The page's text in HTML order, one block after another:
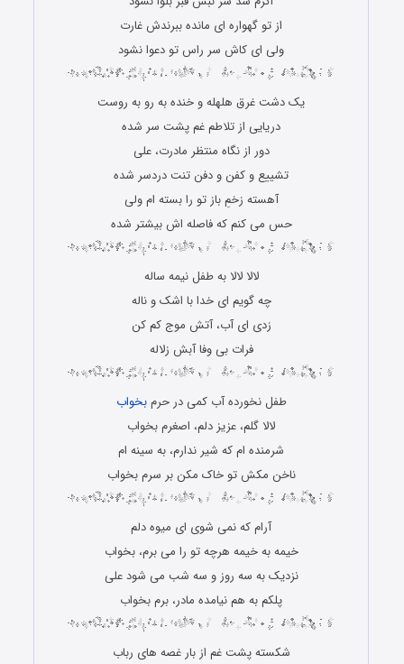
از تو گهواره ای مانده ببرندش غارت
ولی ای کاش سر راس تو دعوا نشود
یک دشت غرق هلهله و خنده به رو به روست
دریایی از تلاطم غم پشت سر شده
دور از نگاه منتظر مادرت، علی
تشییع و کفن و دفن تنت دردسر شده
آهسته زخمِ باز تو را بسته ام ولی
حس می کنم که فاصله اش بیشتر شده
لالا لالا به طفل نیمه ساله
چه گویم ای خدا با اشک و ناله
زدی ای آب، آتش موج کم کن
فرات بی وفا آبش زلاله
طفل نخورده آب کمی در حرمبخواب
لالا گلم، عزیز دلم، اصغرم بخواب
شرمنده ام که شیر ندارم، به سینه ام
ناخن مکش تو خاک مکن بر سرم بخواب
آرام که نمی شوی ای میوه دلم
خیمه به خیمه هرچه تو را می برم، بخواب
نزدیک به سه روز و سه شب می شود علی
پلکم به هم نیامده مادر، برم بخواب
شکسته پشت غم از بار غصه های رباب